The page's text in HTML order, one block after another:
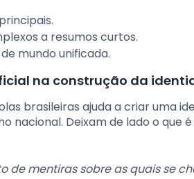
a resumos curtos.
mundo unificada.
na construção da
brasileiras ajuda a criar uma
nacional. Deixam de lado o que
de mentiras sobre as quais se